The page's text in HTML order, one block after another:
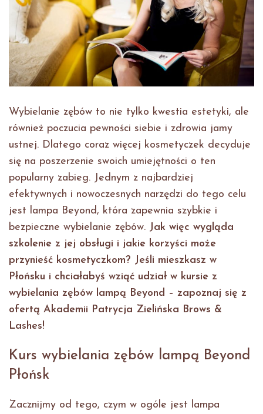
Wybielanie zębów to nie tylko kwestia estetyki, ale
również poczucia pewności siebie i zdrowia jamy
ustnej. Dlatego coraz więcej kosmetyczek decyduje
się na poszerzenie swoich umiejętności o ten
popularny zabieg. Jednym z najbardziej
efektywnych i nowoczesnych narzędzi do tego celu
jest lampa Beyond, która zapewnia szybkie i
bezpieczne wybielanie zębów. Jak więc wygląda
szkolenie z jej obsługi i jakie korzyści może
przynieść kosmetyczkom? Jeśli mieszkasz w
Płońsku i chciałabyś wziąć udział w kursie z
wybielania zębów lampą Beyond – zapoznaj się z
ofertą Akademii Patrycja Zielińska Brows &
Lashes!
Kurs wybielania zębów lampą Beyond
Płońsk
Zacznijmy od tego, czym w ogóle jest lampa